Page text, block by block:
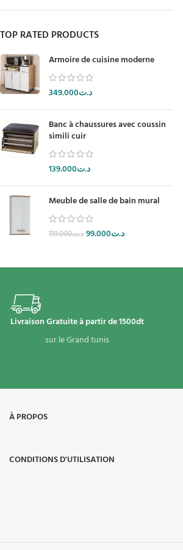
TOP RATED PRODUCTS
Armoire de cuisine moderne
د.ت349.000
Banc à chaussures avec coussin
simili cuir
د.ت139.000
Meuble de salle de bain mural
د.ت119.000 د.ت99.000
Livraison Gratuite à partir de 1500dt
sur le Grand tunis
À PROPOS​
CONDITIONS D'UTILISATION